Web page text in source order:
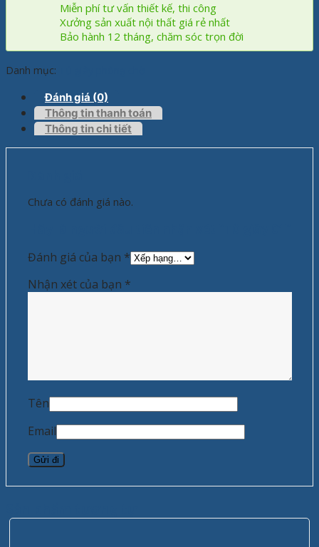
Miễn phí tư vấn thiết kế, thi công
Xưởng sản xuất nội thất giá rẻ nhất
Bảo hành 12 tháng, chăm sóc trọn đời
Danh mục:
Đánh giá (0)
Thông tin thanh toán
Thông tin chi tiết
Chưa có đánh giá nào.
Đánh giá của bạn *
Nhận xét của bạn *
Tên
Email